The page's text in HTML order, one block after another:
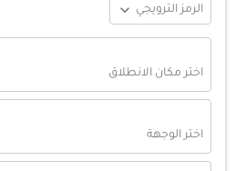
الرمز الترويجي expand_more
اختر مكان الانطلاق
اختر الوجهة